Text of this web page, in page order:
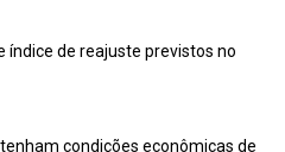
de reajuste previstos no
condições econômicas de